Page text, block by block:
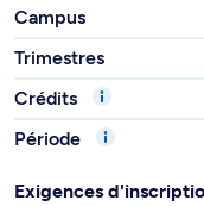
Campus
Trimestres
Crédits
Période
Exigences